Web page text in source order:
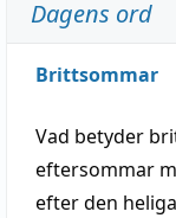
Dagens ord
Brittsommar
Vad betyder
eftersommar
efter den